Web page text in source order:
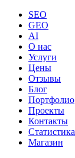
SEO
GEO
AI
О нас
Услуги
Цены
Отзывы
Блог
Портфолио
Проекты
Контакты
Статистика
Магазин